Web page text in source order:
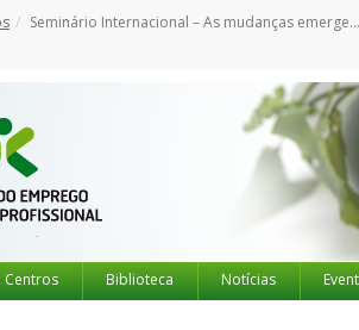
Seminário Internacional – As mudanças emergentes na intervenção social e os desafios da imigração
Centros Biblioteca Notícias